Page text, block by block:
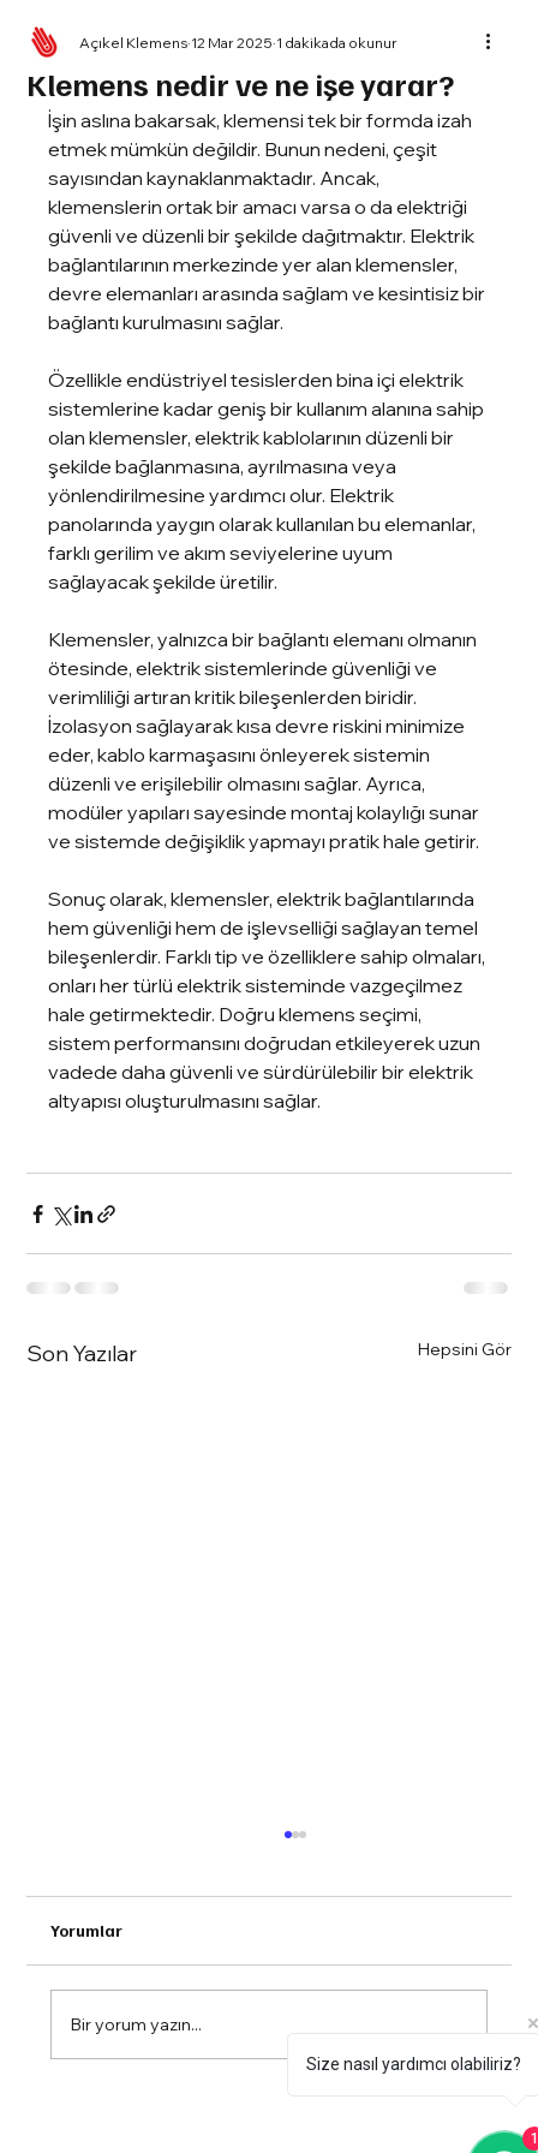
Klemens nedir ve ne işe yarar?
Açıkel Klemens 12 Mar 2025 1 dakikada okunur
İşin aslına bakarsak, klemensi tek bir formda izah
etmek mümkün değildir. Bunun nedeni, çeşit
sayısından kaynaklanmaktadır. Ancak,
klemenslerin ortak bir amacı varsa o da elektriği
güvenli ve düzenli bir şekilde dağıtmaktır. Elektrik
bağlantılarının merkezinde yer alan klemensler,
devre elemanları arasında sağlam ve kesintisiz bir
bağlantı kurulmasını sağlar.
Özellikle endüstriyel tesislerden bina içi elektrik
sistemlerine kadar geniş bir kullanım alanına sahip
olan klemensler, elektrik kablolarının düzenli bir
şekilde bağlanmasına, ayrılmasına veya
yönlendirilmesine yardımcı olur. Elektrik
panolarında yaygın olarak kullanılan bu elemanlar,
farklı gerilim ve akım seviyelerine uyum
sağlayacak şekilde üretilir.
Klemensler, yalnızca bir bağlantı elemanı olmanın
ötesinde, elektrik sistemlerinde güvenliği ve
verimliliği artıran kritik bileşenlerden biridir.
İzolasyon sağlayarak kısa devre riskini minimize
eder, kablo karmaşasını önleyerek sistemin
düzenli ve erişilebilir olmasını sağlar. Ayrıca,
modüler yapıları sayesinde montaj kolaylığı sunar
ve sistemde değişiklik yapmayı pratik hale getirir.
Sonuç olarak, klemensler, elektrik bağlantılarında
hem güvenliği hem de işlevselliği sağlayan temel
bileşenlerdir. Farklı tip ve özelliklere sahip olmaları,
onları her türlü elektrik sisteminde vazgeçilmez
hale getirmektedir. Doğru klemens seçimi,
sistem performansını doğrudan etkileyerek uzun
vadede daha güvenli ve sürdürülebilir bir elektrik
altyapısı oluşturulmasını sağlar.
Son Yazılar Hepsini Gör
Yorumlar
Bir yorum yazın...
Size nasıl yardımcı olabiliriz?
1